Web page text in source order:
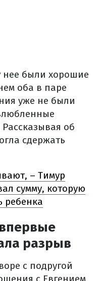
нее были хорошие
оба в паре
уже не были
об
сдержать
– Тимур
сумму, которую
ребенка
разрыв
с подругой